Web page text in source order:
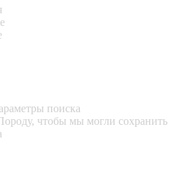
поиска
чтобы мы могли сохранить